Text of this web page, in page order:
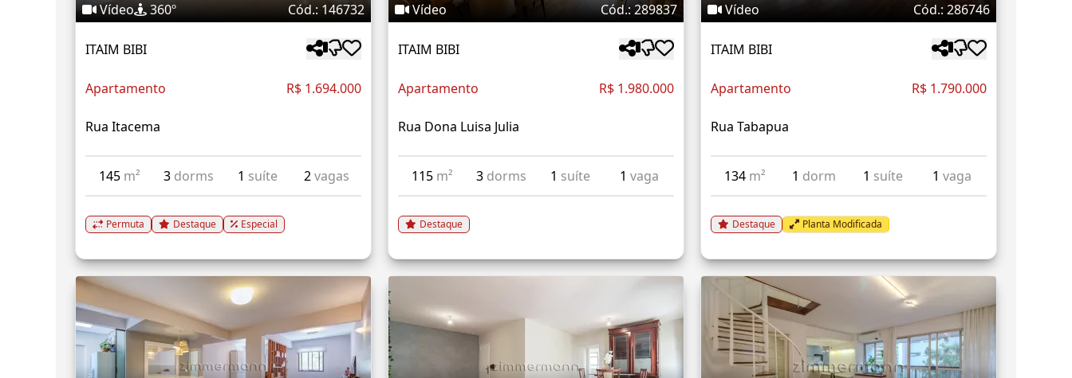
Vídeo 360º Cód.: 146732
ITAIM BIBI
Apartamento R$ 1.694.000
Rua Itacema
145 m² 3 dorms 1 suíte 2vagas
Permuta Destaque Especial
Vídeo Cód.: 289837
ITAIM BIBI
Apartamento R$ 1.980.000
Rua Dona Luisa Julia
115 m² 3 dorms 1 suíte 1vaga
Destaque
Vídeo Cód.: 286746
ITAIM BIBI
Apartamento R$ 1.790.000
Rua Tabapua
134 m² 1 dorm 1 suíte 1vaga
Destaque Planta Modificada